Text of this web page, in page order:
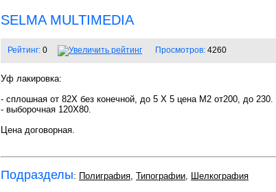
SELMA MULTIMEDIA
Рейтинг: 0 Просмотров: 4260
Уф лакировка:
- сплошная от 82Х без конечной, до 5 Х 5 цена М2 от200, до 230.
- выборочная 120Х80.
Цена договорная.
Подразделы: Полиграфия, Типографии, Шелкография